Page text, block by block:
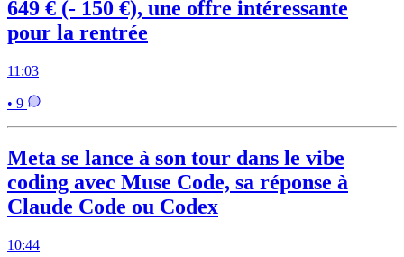
649 € (- 150 €), une offre intéressante
pour la rentrée
11:03
• 9
Meta se lance à son tour dans le vibe
coding avec Muse Code, sa réponse à
Claude Code ou Codex
10:44